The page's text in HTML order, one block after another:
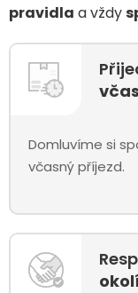
pravidla a vždy
včas
Domluvíme si
včasný příjezd.
okolí